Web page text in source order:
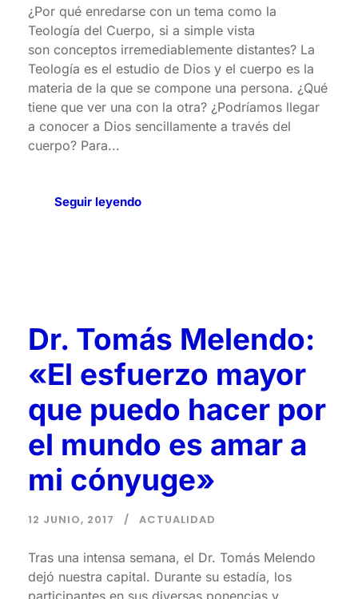
¿Por qué enredarse con un tema como la
Teología del Cuerpo, si a simple vista
son conceptos irremediablemente distantes? La
Teología es el estudio de Dios y el cuerpo es la
materia de la que se compone una persona. ¿Qué
tiene que ver una con la otra? ¿Podríamos llegar
a conocer a Dios sencillamente a través del
cuerpo? Para...
Seguir leyendo
Dr. Tomás Melendo:
«El esfuerzo mayor
que puedo hacer por
el mundo es amar a
mi cónyuge»
12 JUNIO, 2017 ACTUALIDAD
Tras una intensa semana, el Dr. Tomás Melendo
dejó nuestra capital. Durante su estadía, los
participantes en sus diversas ponencias y